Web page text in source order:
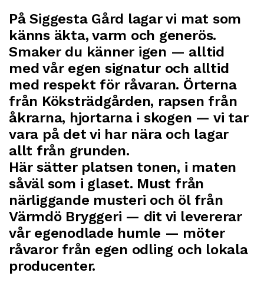
På Siggesta Gård lagar vi mat som
känns äkta, varm och generös.
Smaker du känner igen — alltid
med vår egen signatur och alltid
med respekt för råvaran. Örterna
från Köksträdgården, rapsen från
åkrarna, hjortarna i skogen — vi tar
vara på det vi har nära och lagar
allt från grunden.
Här sätter platsen tonen, i maten
såväl som i glaset. Must från
närliggande musteri och öl från
Värmdö Bryggeri — dit vi levererar
vår egenodlade humle — möter
råvaror från egen odling och lokala
producenter.